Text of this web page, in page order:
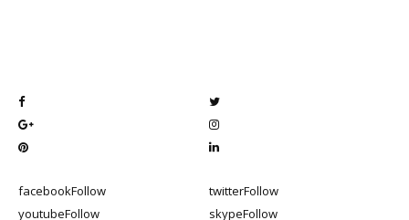
facebookFollow twitterFollow
youtubeFollow skypeFollow